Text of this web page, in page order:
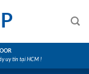
uy tín tại HCM !